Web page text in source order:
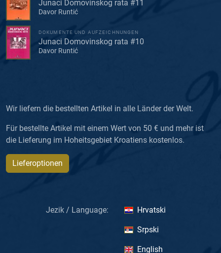
Junaci Domovinskog rata #11
Davor Runtić
DOKUMENTE UND AUFZEICHNUNGEN
Junaci Domovinskog rata #10
Davor Runtić
Wir liefern die bestellten Artikel in alle Länder der Welt.
Für bestellte Artikel mit einem Wert von 50 € und mehr ist
die Lieferung im Hoheitsgebiet Kroatiens kostenlos.
Lieferoptionen
Jezik / Language: Hrvatski
Srpski
English